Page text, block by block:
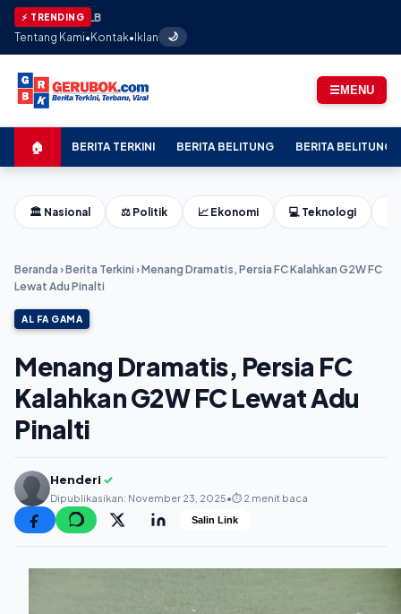
⚡ TRENDING
Tentang Kami•Kontak•Iklan 🌙
☰MENU
🏠 BERITA TERKINI BERITA BELITUNG BERITA BELITUNG
🏛️ Nasional ⚖️ Politik 📈 Ekonomi 💻 Teknologi
Beranda ›Berita Terkini ›Menang Dramatis, Persia FC Kalahkan G2W FC
Lewat Adu Pinalti
AL FA GAMA
Menang Dramatis, Persia FC
Kalahkan G2W FC Lewat Adu
Pinalti
Henderi ✓
Dipublikasikan: November 23, 2025•⏱️ 2 menit baca
Salin Link